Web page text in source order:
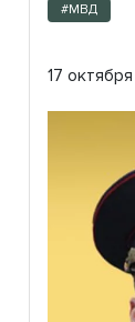
#МВД
17